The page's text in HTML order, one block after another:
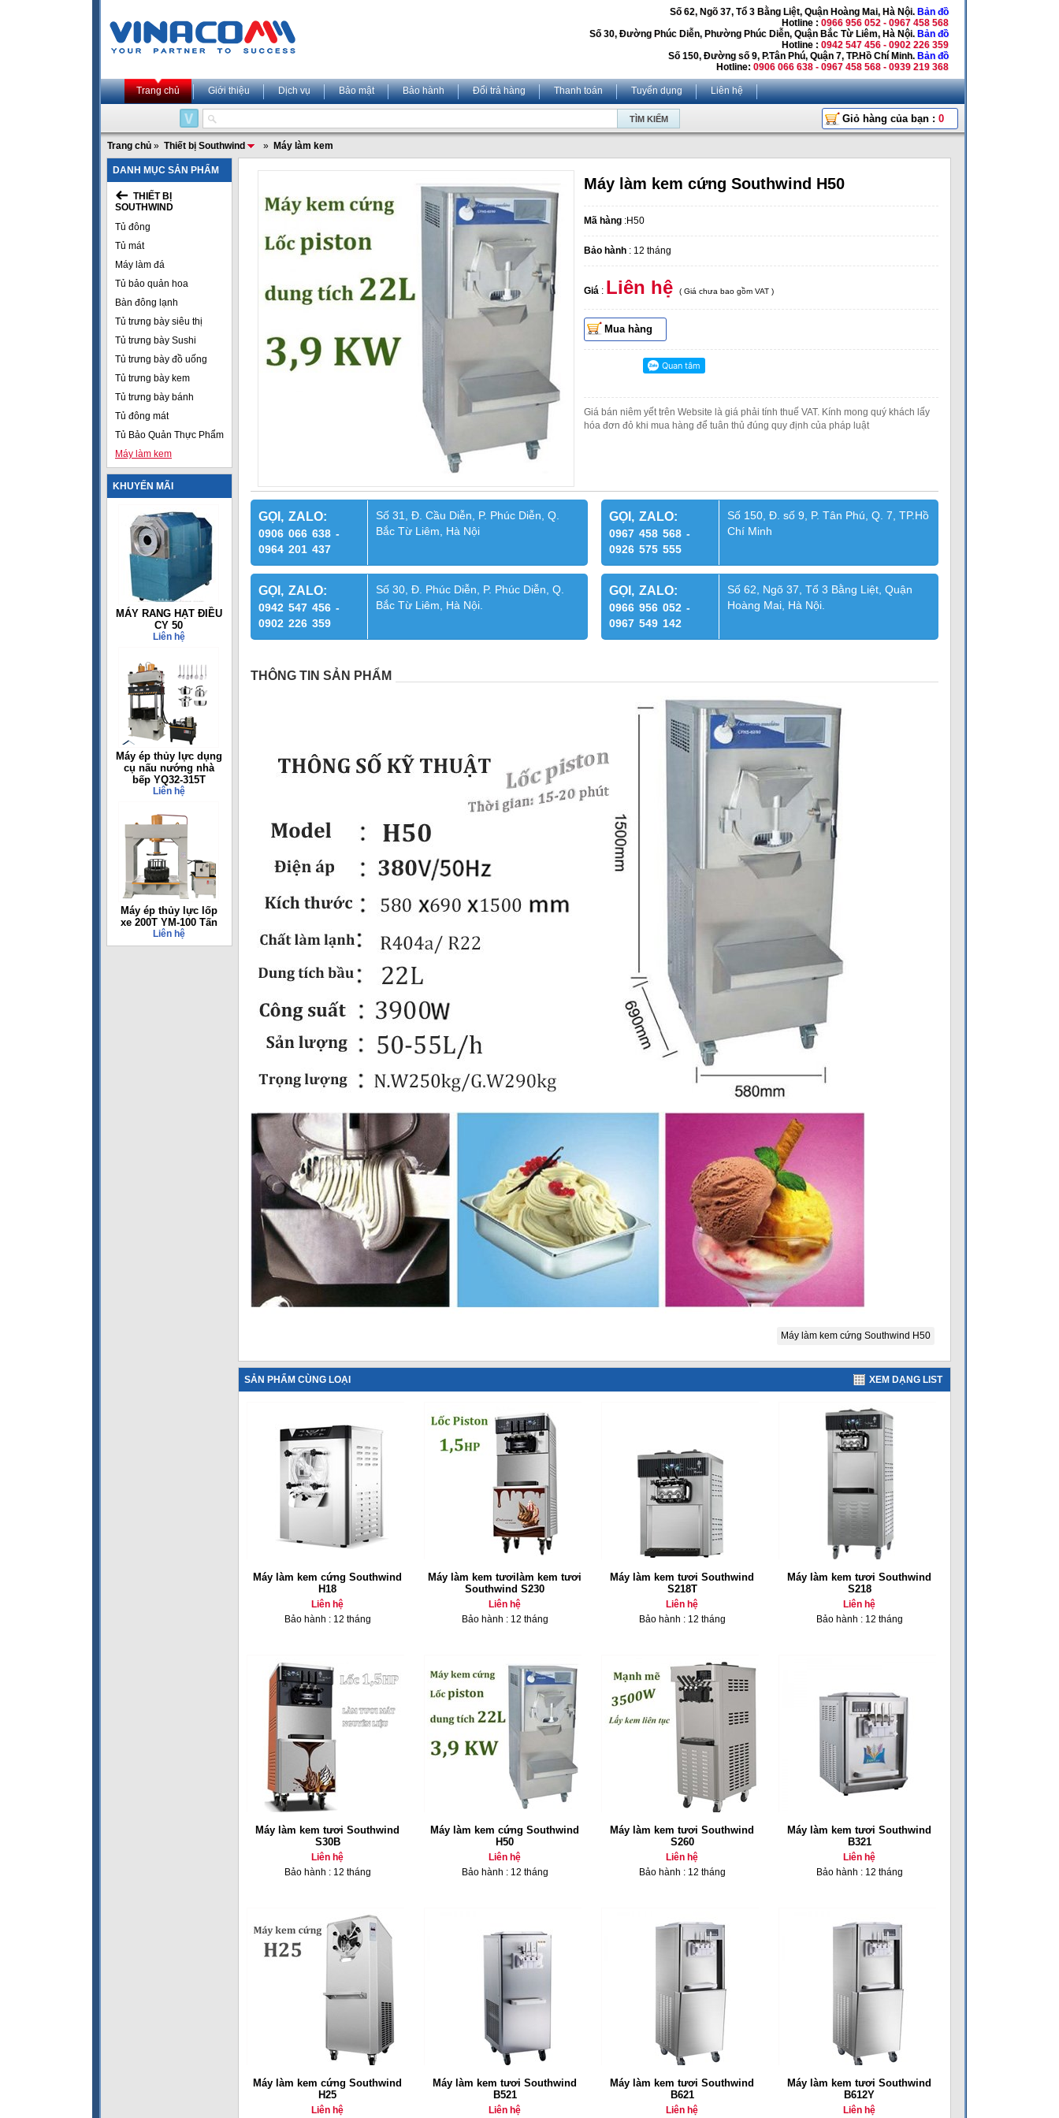
Số 62, Ngõ 37, Tổ 3 Bằng Liệt, Quận Hoàng Mai, Hà Nội. Bản đồ
Hotline : 0966 956 052 - 0967 458 568
Số 30, Đường Phúc Diễn, Phường Phúc Diễn, Quận Bắc Từ Liêm, Hà Nội. Bản đồ
Hotline : 0942 547 456 - 0902 226 359
Số 150, Đường số 9, P.Tân Phú, Quận 7, TP.Hồ Chí Minh. Bản đồ
Hotline: 0906 066 638 - 0967 458 568 - 0939 219 368
Trang chủ Giới thiệu Dịch vụ Bảo mật Bảo hành Đổi trả hàng Thanh toán Tuyển dụng Liên hệ
Giỏ hàng của bạn : 0
Trang chủ » Thiết bị Southwind » Máy làm kem
DANH MỤC SẢN PHẨM
THIẾT BỊ
SOUTHWIND
Tủ đông
Tủ mát
Máy làm đá
Tủ bảo quản hoa
Bàn đông lạnh
Tủ trưng bày siêu thị
Tủ trưng bày Sushi
Tủ trưng bày đồ uống
Tủ trưng bày kem
Tủ trưng bày bánh
Tủ đông mát
Tủ Bảo Quản Thực Phẩm
Máy làm kem
KHUYẾN MÃI
MÁY RANG HẠT ĐIỀU
CY 50
Liên hệ
Máy ép thủy lực dụng
cụ nấu nướng nhà
bếp YQ32-315T
Liên hệ
Máy ép thủy lực lốp
xe 200T YM-100 Tấn
Liên hệ
Máy làm kem cứng Southwind H50
Mã hàng :H50
Bảo hành : 12 tháng
Giá : Liên hệ ( Giá chưa bao gồm VAT )
Mua hàng
Giá bán niêm yết trên Website là giá phải tính thuế VAT. Kính mong quý khách lấy
hóa đơn đỏ khi mua hàng để tuân thủ đúng quy định của pháp luật
GỌI, ZALO:
0906 066 638 -
0964 201 437
Số 31, Đ. Cầu Diễn, P. Phúc Diễn, Q.
Bắc Từ Liêm, Hà Nội
GỌI, ZALO:
0967 458 568 -
0926 575 555
Số 150, Đ. số 9, P. Tân Phú, Q. 7, TP.Hồ
Chí Minh
GỌI, ZALO:
0942 547 456 -
0902 226 359
Số 30, Đ. Phúc Diễn, P. Phúc Diễn, Q.
Bắc Từ Liêm, Hà Nội.
GỌI, ZALO:
0966 956 052 -
0967 549 142
Số 62, Ngõ 37, Tổ 3 Bằng Liệt, Quận
Hoàng Mai, Hà Nội.
THÔNG TIN SẢN PHẨM
Máy làm kem cứng Southwind H50
SẢN PHẨM CÙNG LOẠI XEM DẠNG LIST
Máy làm kem cứng Southwind
H18
Liên hệ
Bảo hành : 12 tháng
Máy làm kem tươilàm kem tươi
Southwind S230
Liên hệ
Bảo hành : 12 tháng
Máy làm kem tươi Southwind
S218T
Liên hệ
Bảo hành : 12 tháng
Máy làm kem tươi Southwind
S218
Liên hệ
Bảo hành : 12 tháng
Máy làm kem tươi Southwind
S30B
Liên hệ
Bảo hành : 12 tháng
Máy làm kem cứng Southwind
H50
Liên hệ
Bảo hành : 12 tháng
Máy làm kem tươi Southwind
S260
Liên hệ
Bảo hành : 12 tháng
Máy làm kem tươi Southwind
B321
Liên hệ
Bảo hành : 12 tháng
Máy làm kem cứng Southwind
H25
Liên hệ
Máy làm kem tươi Southwind
B521
Liên hệ
Máy làm kem tươi Southwind
B621
Liên hệ
Máy làm kem tươi Southwind
B612Y
Liên hệ